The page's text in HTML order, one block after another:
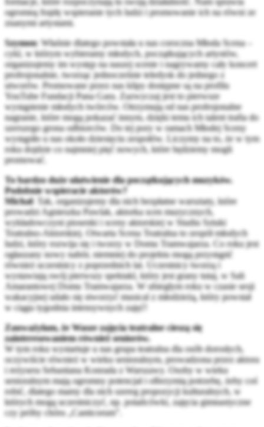
ogromną frajdę wspieranie tych ludzi i promowanie ich na równi ze
znanymi artystami.
Szymon: Właśnie dlatego powstała u nas coroczna Młoda Scena –
cykl, w którym wybieramy młodych, początkujących artystów,
organizujemy im występ na naszej scenie i nagrywamy cały koncert
profesjonalnie, tworząc jednocześnie teledysk do jednego z
utworów. Promowane przez nas klipy dostępne są na profilu
YouTube Fundacji Pana Gara. Zazwyczaj jest to pierwsze
wystąpienie młodych twórców. Otrzymują od nas profesjonalne
nagranie, które mogą pokazać innym, dzięki temu ich talent trafia do
szerszego grona odbiorców. Do tej pory w ramach Młodej Sceny
wystąpiło u nas około dziesięciu zespołów. Liczymy na to, że w tym
roku dojdzie co najmniej pięć nowych, które będziemy mogli
promować.
To bardzo duże ułatwienie dla początkujących muzyków.
Podobnie wspieracie aktorów?
Michał: Tak, organizujemy dla nich bezpłatne warsztaty, które
prowadzi Agnieszka Pawlak, aktorka scen muzycznych,
wykładowczyni piosenki i sceny aktorskiej w Studiu Sztuki
Teatralno-Aktorskiej. Otwarta Scena Teatralna to zespół młodych
ludzi, który rozwija się i tworzy w Domu Tramwajarza. Co roku jest
ogłaszany nowy nabór, niemniej do projektu mogą przystąpić
również uczestnicy z poprzednich lat. Uczestnicy tworzą i
wystawiają swój pierwszy spektakl, który jest grany tutaj, w Sali
Amarantowej Domu Tramwajarza. W ubiegłym roku w czasie sesji
wakacyjnej udało się stworzyć musical z młodzieżą, który powstał
w ciągu tygodnia intensywnych zajęć!
Zauważyłam, że Wasze zajęcia teatralne cieszą się
zainteresowaniem również seniorów.
W tym roku wystartuje u nas grupa teatralna dla osób dorosłych,
oczywiście również w wieku senioralnym, prowadzona przez aktora
i reżysera Sebastiana Konrada z Warszawy. Osoby w wieku
senioralnym mają ogromny potencjał i olbrzymią potrzebę, żeby coś
robić, dlatego mamy dla nich szereg propozycji kulturalnych, w
których mogą uczestniczyć, np. potańcówki, zajęcia gimnastyczne
czy próby chóru „Canticorum”.